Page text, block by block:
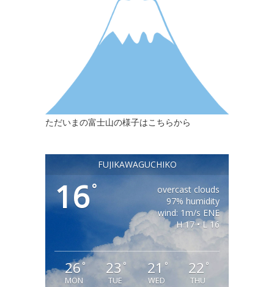
ただいまの富士山の様子はこちらから
FUJIKAWAGUCHIKO
16°
overcast clouds
97% humidity
wind: 1m/s ENE
H 17 • L 16
26 °
MON
23 °
TUE
21°
WED
22 °
THU